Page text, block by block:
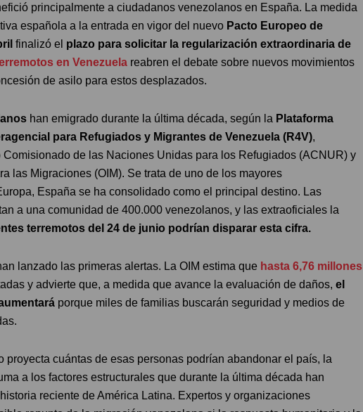
principalmente a ciudadanos venezolanos en España. La medida
española a la entrada en vigor del nuevo Pacto Europeo de
finalizó el plazo para solicitar la regularización extraordinaria de
en Venezuela reabren el debate sobre nuevos movimientos
de asilo para estos desplazados.
han emigrado durante la última década, según la Plataforma
para Refugiados y Migrantes de Venezuela (R4V),
de las Naciones Unidas para los Refugiados (ACNUR) y
las Migraciones (OIM). Se trata de uno de los mayores
España se ha consolidado como el principal destino. Las
a una comunidad de 400.000 venezolanos, y las extraoficiales la
terremotos del 24 de junio podrían disparar esta cifra.
lanzado las primeras alertas. La OIM estima que hasta 6,76 millones
y advierte que, a medida que avance la evaluación de daños, el
porque miles de familias buscarán seguridad y medios de
cuántas de esas personas podrían abandonar el país, la
a los factores estructurales que durante la última década han
reciente de América Latina. Expertos y organizaciones